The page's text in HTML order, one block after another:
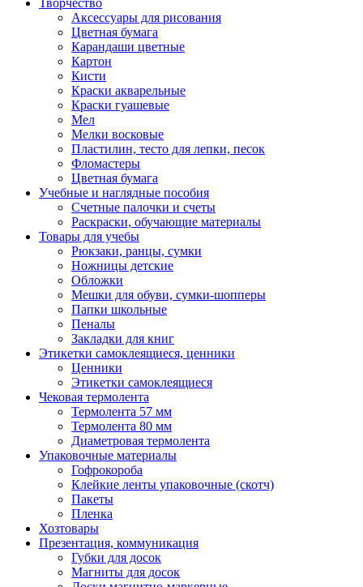
Творчество
Аксессуары для рисования
Цветная бумага
Карандаши цветные
Картон
Кисти
Краски акварельные
Краски гуашевые
Мел
Мелки восковые
Пластилин, тесто для лепки, песок
Фломастеры
Цветная бумага
Учебные и наглядные пособия
Счетные палочки и счеты
Раскраски, обучающие материалы
Товары для учебы
Рюкзаки, ранцы, сумки
Ножницы детские
Обложки
Мешки для обуви, сумки-шопперы
Папки школьные
Пеналы
Закладки для книг
Этикетки самоклеящиеся, ценники
Ценники
Этикетки самоклеящиеся
Чековая термолента
Термолента 57 мм
Термолента 80 мм
Диаметровая термолента
Упаковочные материалы
Гофрокороба
Клейкие ленты упаковочные (скотч)
Пакеты
Пленка
Хозтовары
Презентация, коммуникация
Губки для досок
Магниты для досок